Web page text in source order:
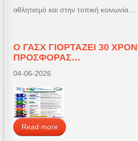
αθλητισμό και στην τοπική κοινωνία....
Ο ΓΑΣΧ ΓΙΟΡΤΑΖΕΙ 30
ΠΡΟΣΦΟΡΑΣ…
04-06-2026
Read more